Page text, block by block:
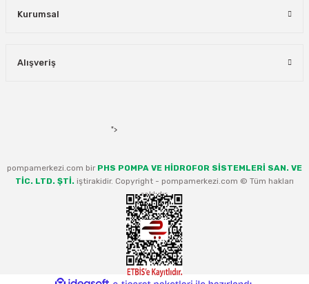
Kurumsal
Alışveriş
">
pompamerkezi.com bir PHS POMPA VE HİDROFOR SİSTEMLERİ SAN. VE
TİC. LTD. ŞTİ. iştirakidir. Copyright - pompamerkezi.com © Tüm hakları
saklıdır.